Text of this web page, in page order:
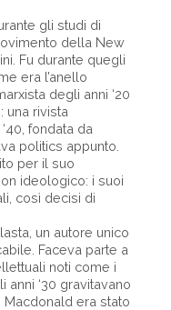
gli studi di
della New
Fu durante quegli
era l’anello
degli anni ‘20
una rivista
fondata da
politics appunto.
per il suo
ideologico: i suoi
così decisi di
un autore unico
Faceva parte a
noti come i
anni ‘30 gravitavano
Macdonald era stato